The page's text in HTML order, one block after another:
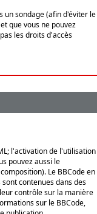
un sondage (afin d'éviter le
que vous ne pouvez
les droits d'accès
l'activation de l'utilisation
pouvez aussi le
Le BBCode en
contenues dans des
contrôle sur la manière
sur le BBCode,